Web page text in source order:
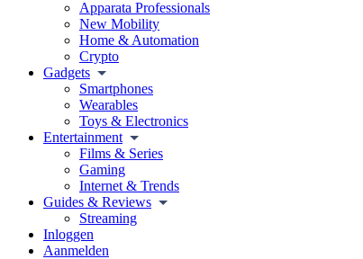
Apparata Professionals
New Mobility
Home & Automation
Crypto
Gadgets
Smartphones
Wearables
Toys & Electronics
Entertainment
Films & Series
Gaming
Internet & Trends
Guides & Reviews
Streaming
Inloggen
Aanmelden